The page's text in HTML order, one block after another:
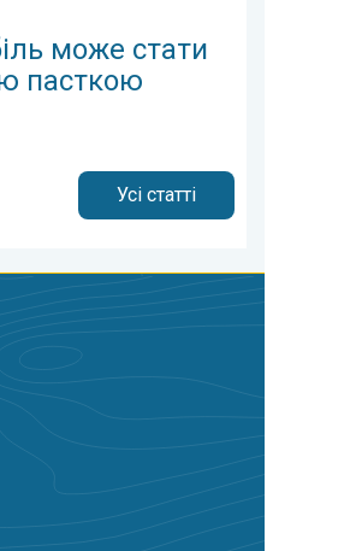
може стати
пасткою
Усі статті